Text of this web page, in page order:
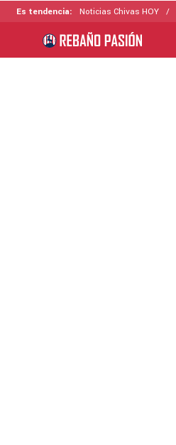
Es tendencia: Noticias Chivas HOY